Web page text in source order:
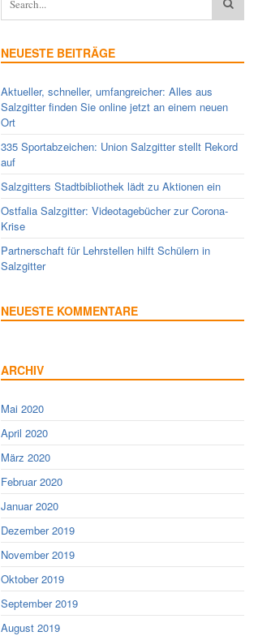
NEUESTE BEITRÄGE
Aktueller, schneller, umfangreicher: Alles aus
Salzgitter finden Sie online jetzt an einem neuen
Ort
335 Sportabzeichen: Union Salzgitter stellt Rekord
auf
Salzgitters Stadtbibliothek lädt zu Aktionen ein
Ostfalia Salzgitter: Videotagebücher zur Corona-
Krise
Partnerschaft für Lehrstellen hilft Schülern in
Salzgitter
NEUESTE KOMMENTARE
ARCHIV
Mai 2020
April 2020
März 2020
Februar 2020
Januar 2020
Dezember 2019
November 2019
Oktober 2019
September 2019
August 2019